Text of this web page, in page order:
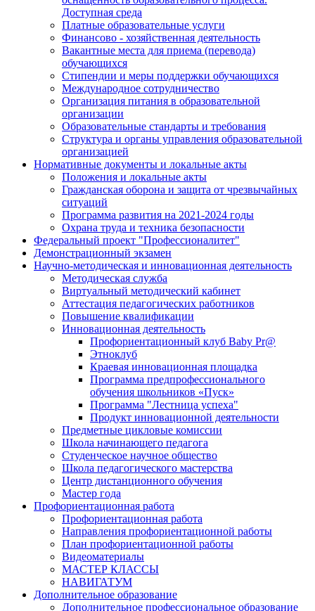
Доступная среда
Платные образовательные услуги
Финансово - хозяйственная деятельность
Вакантные места для приема (перевода)
обучающихся
Стипендии и меры поддержки обучающихся
Международное сотрудничество
Организация питания в образовательной
организации
Образовательные стандарты и требования
Структура и органы управления образовательной
организацией
Нормативные документы и локальные акты
Положения и локальные акты
Гражданская оборона и защита от чрезвычайных
ситуаций
Программа развития на 2021-2024 годы
Охрана труда и техника безопасности
Федеральный проект "Профессионалитет"
Демонстрационный экзамен
Научно-методическая и инновационная деятельность
Методическая служба
Виртуальный методический кабинет
Аттестация педагогических работников
Повышение квалификации
Инновационная деятельность
Профориентационный клуб Baby Pr@
Этноклуб
Краевая инновационная площадка
Программа предпрофессионального
обучения школьников «Пуск»
Программа "Лестница успеха"
Продукт инновационной деятельности
Предметные цикловые комиссии
Школа начинающего педагога
Студенческое научное общество
Школа педагогического мастерства
Центр дистанционного обучения
Мастер года
Профориентационная работа
Профориентационная работа
Направления профориентационной работы
План профориентационной работы
Видеоматериалы
МАСТЕР КЛАССЫ
НАВИГАТУМ
Дополнительное образование
Дополнительное профессиональное образование